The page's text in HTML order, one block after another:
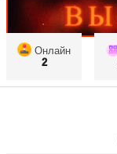
Онлайн
2